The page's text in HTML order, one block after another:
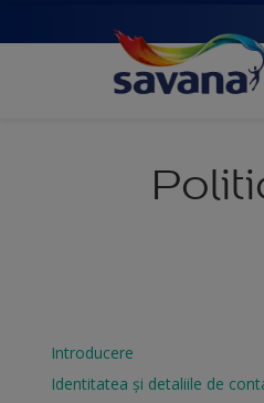
Introducere
Identitatea și detaliile de